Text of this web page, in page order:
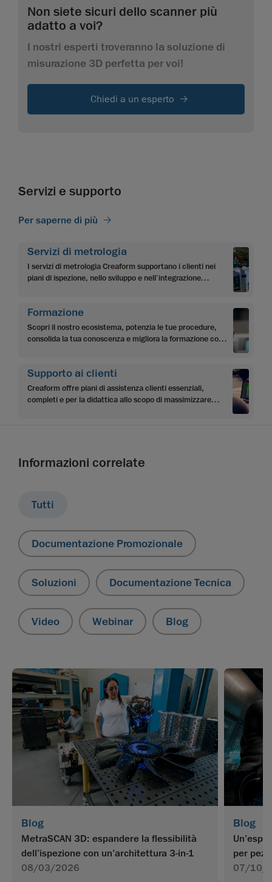
Non siete sicuri dello scanner più
adatto a voi?
I nostri esperti troveranno la soluzione di
misurazione 3D perfetta per voi!
Chiedi a un esperto
Servizi e supporto
Per saperne di più
Servizi di metrologia
I servizi di metrologia Creaform supportano i clienti nei
piani di ispezione, nello sviluppo e nell’integrazione
Formazione
Scopri il nostro ecosistema, potenzia le tue procedure,
consolida la tua conoscenza e migliora la formazione con i
Supporto ai clienti
Creaform offre piani di assistenza clienti essenziali,
completi e per la didattica allo scopo di massimizzare
Informazioni correlate
Tutti
Documentazione Promozionale
Soluzioni Documentazione Tecnica
Video Webinar Blog
Blog
MetraSCAN 3D: espandere la flessibilità
dell’ispezione con un’architettura 3-in-1
08/03/2026
Blog
per
07/10/